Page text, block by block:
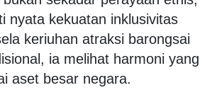
nyata kekuatan inklusivitas
keriuhan atraksi barongsai
ia melihat harmoni yang
aset besar negara.